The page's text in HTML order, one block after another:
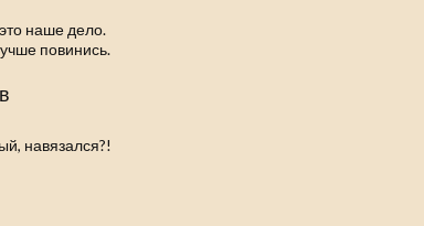
наше дело.
повинись.
навязался?!